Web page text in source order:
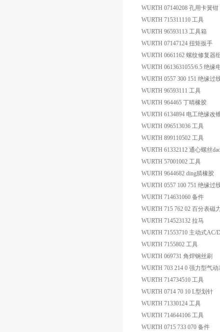
WURTH 07140208 孔用卡簧钳
WURTH 715311110 工具
WURTH 96593113 工具箱
WURTH 07147124 扭矩扳手
WURTH 0661162 螺纹修复器
WURTH 0613631055/6.5 绝缘
WURTH 0557 300 151 绝缘过
WURTH 96593111 工具
WURTH 964465 丁晴橡胶
WURTH 6134894 电工绝缘改
WURTH 096513036 工具
WURTH 899110502 工具
WURTH 61332112 通心螺丝
WURTH 57001002 工具
WURTH 9644682 ding腈橡胶
WURTH 0557 100 751 绝缘过
WURTH 714631060 备件
WURTH 715 762 02 百分表磁
WURTH 714523132 拉马
WURTH 71553710 主动式
WURTH 7155802 工具
WURTH 069731 角焊钢丝刷
WURTH 703 214 0 强力型气
WURTH 714734510 工具
WURTH 0714 70 10 L型划针
WURTH 71330124 工具
WURTH 714644106 工具
WURTH 0715 733 070 备件